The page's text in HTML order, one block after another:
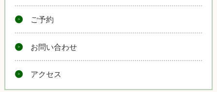
ご予約
お問い合わせ
アクセス